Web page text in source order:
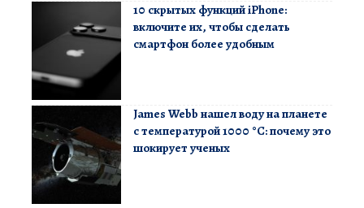
10 скрытых функций iPhone:
включите их, чтобы сделать
смартфон более удобным
James Webb нашел воду на планете
с температурой 1000 °C: почему это
шокирует ученых